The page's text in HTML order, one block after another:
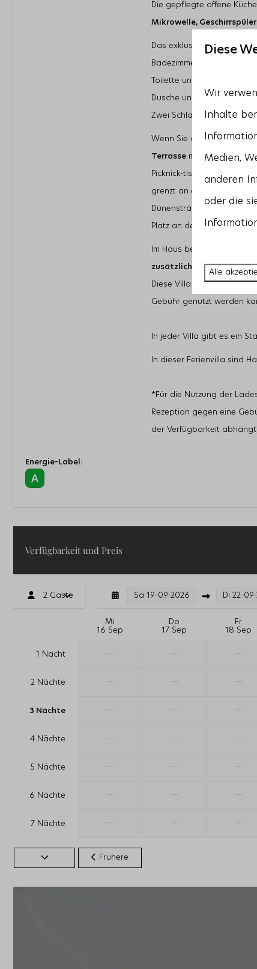
Freie Sicht über die
Am Wasser
Wohnbereich
Flatscreen TV
Gaskamin
Mückengitter an der
Die gepflegte offene
Mikrowelle, Geschirrspüler
Das exklusive Ferienhaus
Badezimmer. Der
Toilette und
Dusche und einen
Zwei Schlafzimmer sind
Wenn Sie die
Terrasse mit Glas-
Picknick-tisch und zwei
grenzt an eine
Dünensträucher
Platz an der Sonne.
Im Haus befindet sich ein
zusätzlicher Kühl-und
Diese Villa ist mit einer
Gebühr genutzt werden
In jeder Villa gibt es ein
In dieser Ferienvilla sind
*Für die Nutzung der
Rezeption gegen eine
der Verfügbarkeit
Energie-Label:
Verfügbarkeit und Preis
2 Gäste Sa 19-09-2026 Di 22-
Mi
16 Sep
Do
17 Sep
Fr
18 Sep
1 Nacht
2 Nächte
3 Nächte
4 Nächte
5 Nächte
6 Nächte
7 Nächte
Frühere
Diese
Wir
Inhalte
Medien,
anderen
oder die
Alle